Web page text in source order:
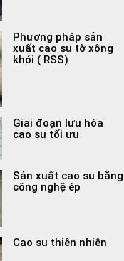
Phương pháp sản
xuất cao su tờ xông
khói ( RSS)
Giai đoạn lưu hóa
cao su tối ưu
Sản xuất cao su bằng
công nghệ ép
Cao su thiên nhiên